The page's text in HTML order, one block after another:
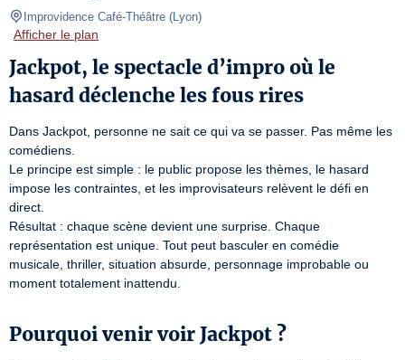
Improvidence Café-Théâtre (Lyon)
Afficher le plan
Jackpot, le spectacle d’impro où le
hasard déclenche les fous rires
Dans Jackpot, personne ne sait ce qui va se passer. Pas même les
comédiens.
Le principe est simple : le public propose les thèmes, le hasard
impose les contraintes, et les improvisateurs relèvent le défi en
direct.
Résultat : chaque scène devient une surprise. Chaque
représentation est unique. Tout peut basculer en comédie
musicale, thriller, situation absurde, personnage improbable ou
moment totalement inattendu.
Pourquoi venir voir Jackpot ?